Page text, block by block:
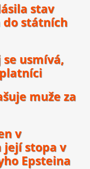
stav
do státních
usmívá,
muže za
v
její stopa v
Epsteina